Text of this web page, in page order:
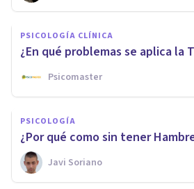
PSICOLOGÍA CLÍNICA
¿En qué problemas se aplica la
Psicomaster
PSICOLOGÍA
¿Por qué como sin tener
Javi Soriano